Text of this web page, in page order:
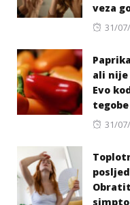
veza
31/
ali nije
Evo
tegobe
31/